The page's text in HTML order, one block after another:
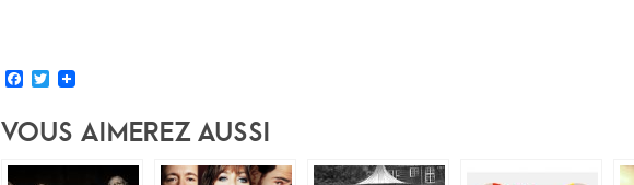
Facebook
Twitter
Vous Aimerez Aussi